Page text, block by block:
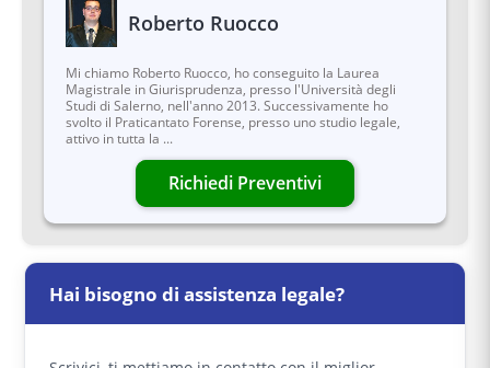
versare l'imposta di bollo in forma telematica.
L'intermediario ti fornisce un codice identificativo
e la ricevuta di pagamento da associare al
documento da inviare alla pubblica
amministrazione.
Roberto Ruocco
Richiedi Preventivi
Mi chiamo Roberto Ruocco, ho conseguito la Laurea
Magistrale in Giurisprudenza, presso l'Università degli
Studi di Salerno, nell'anno 2013. Successivamente ho
svolto il Praticantato Forense, presso uno studio legale,
attivo in tutta la ...
Hai bisogno di assistenza legale?